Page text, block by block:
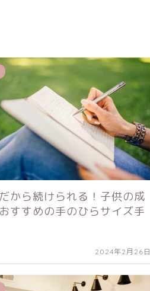
から続けられる！子供の成
すすめの手のひらサイズ手
2024年2月26日